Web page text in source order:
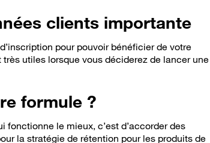
clients importante
pour pouvoir bénéficier de votre
utiles lorsque vous déciderez de lancer une
formule ?
fonctionne le mieux, c’est d’accorder des
la stratégie de rétention pour les produits de